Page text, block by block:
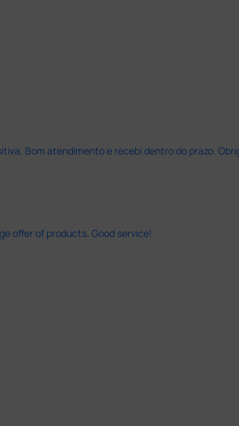
Bom atendimento e recebi dentro do prazo.
offer of products. Good service!